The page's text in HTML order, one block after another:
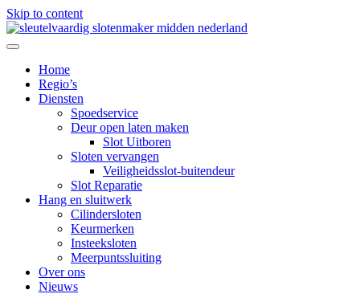
Skip to content
Home
Regio’s
Diensten
Spoedservice
Deur open laten maken
Slot Uitboren
Sloten vervangen
Veiligheidsslot-buitendeur
Slot Reparatie
Hang en sluitwerk
Cilindersloten
Keurmerken
Insteeksloten
Meerpuntssluiting
Over ons
Nieuws